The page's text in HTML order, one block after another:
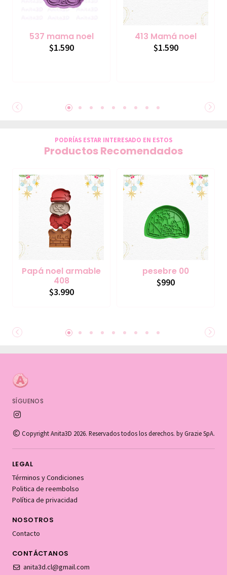
537 mama noel
$1.590
413 Mamá noel
$1.590
PODRÍAS ESTAR INTERESADO EN ESTOS
Productos Recomendados
Papá noel armable
408
$3.990
pesebre 00
$990
SÍGUENOS
Copyright Anita3D 2026. Reservados todos los derechos. by Grazie SpA.
LEGAL
Términos y Condiciones
Politica de reembolso
Política de privacidad
NOSOTROS
Contacto
CONTÁCTANOS
anita3d.cl@gmail.com